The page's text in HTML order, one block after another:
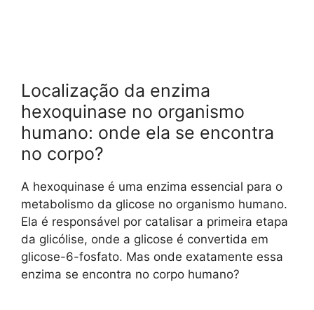
Localização da enzima
hexoquinase no organismo
humano: onde ela se encontra
no corpo?
A hexoquinase é uma enzima essencial para o
metabolismo da glicose no organismo humano.
Ela é responsável por catalisar a primeira etapa
da glicólise, onde a glicose é convertida em
glicose-6-fosfato. Mas onde exatamente essa
enzima se encontra no corpo humano?